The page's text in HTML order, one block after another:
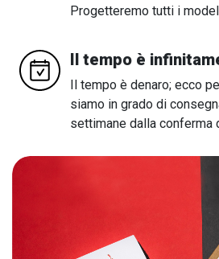
Progetteremo tutti i
Il tempo è
Il tempo è denaro; ecco
siamo in grado di
settimane dalla conferma